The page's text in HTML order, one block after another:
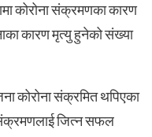
कोरोना संक्रमणका कारण
कारण मृत्यु हुनेको संख्या
कोरोना संक्रमित थपिएका
जित्न सफल